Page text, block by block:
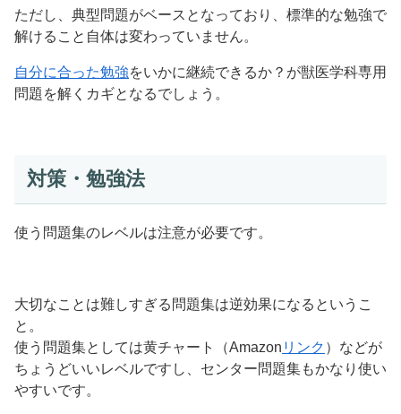
ただし、典型問題がベースとなっており、標準的な勉強で
解けること自体は変わっていません。
自分に合った勉強をいかに継続できるか？が獣医学科専用
問題を解くカギとなるでしょう。
対策・勉強法
使う問題集のレベルは注意が必要です。
大切なことは難しすぎる問題集は逆効果になるというこ
と。
使う問題集としては黄チャート（Amazon リンク ）などが
ちょうどいいレベルですし、センター問題集もかなり使い
やすいです。